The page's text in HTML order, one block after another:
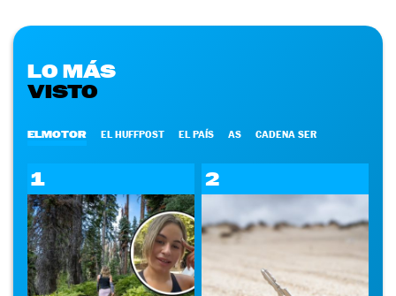
LO MÁS
VISTO
ELMOTOR EL HUFFPOST EL PAÍS AS CADENA SER
1 2